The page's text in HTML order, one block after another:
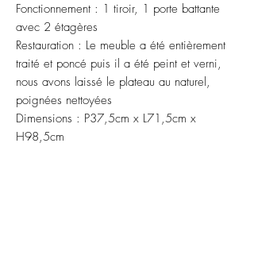
Fonctionnement : 1 tiroir, 1 porte battante
avec 2 étagères
Restauration : Le meuble a été entièrement
traité et poncé puis il a été peint et verni,
nous avons laissé le plateau au naturel,
poignées nettoyées
Dimensions : P37,5cm x L71,5cm x
H98,5cm